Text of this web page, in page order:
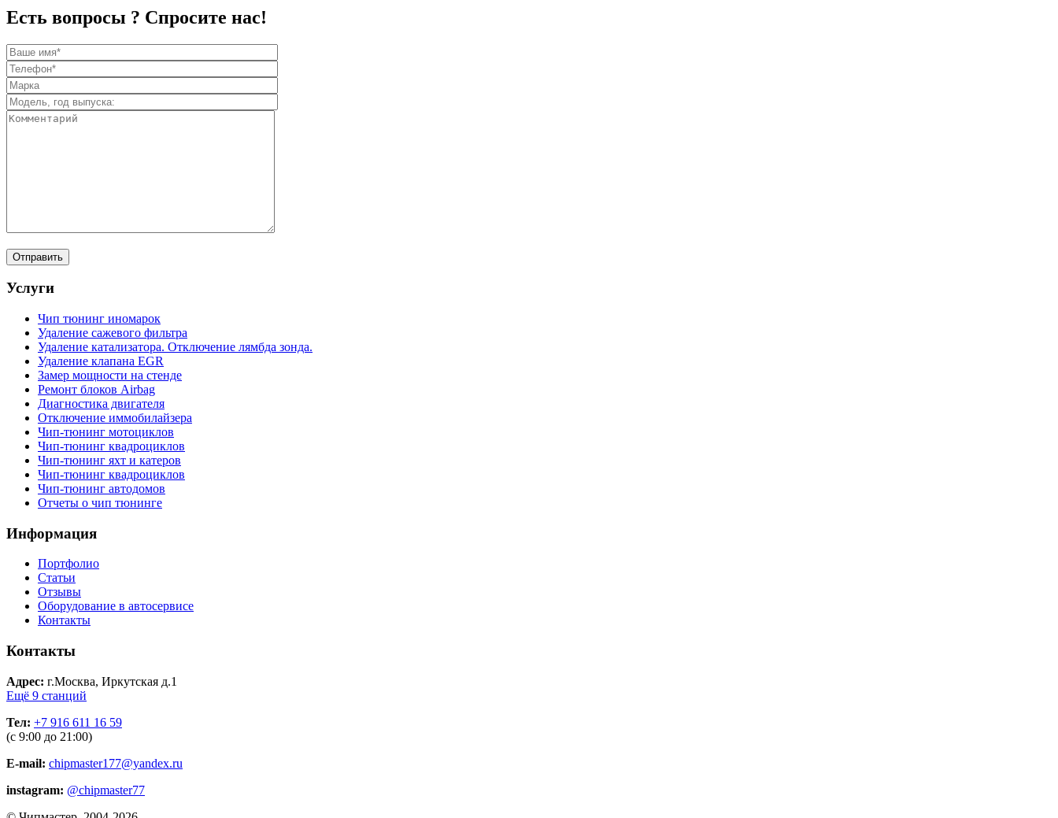
Есть вопросы ? Спросите нас!
Услуги
Чип тюнинг иномарок
Удаление сажевого фильтра
Удаление катализатора. Отключение лямбда зонда.
Удаление клапана EGR
Замер мощности на стенде
Ремонт блоков Airbag
Диагностика двигателя
Отключение иммобилайзера
Чип-тюнинг мотоциклов
Чип-тюнинг квадроциклов
Чип-тюнинг яхт и катеров
Чип-тюнинг квадроциклов
Чип-тюнинг автодомов
Отчеты о чип тюнинге
Информация
Портфолио
Статьи
Отзывы
Оборудование в автосервисе
Контакты
Контакты
Адрес: г.Москва, Иркутская д.1
Ещё 9 станций
Тел: +7 916 611 16 59
(с 9:00 до 21:00)
E-mail: chipmaster177@yandex.ru
instagram: @chipmaster77